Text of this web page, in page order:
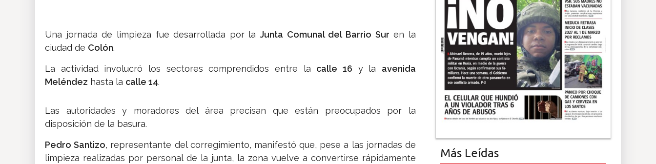
Una jornada de limpieza fue desarrollada por laJunta Comunal del Barrio Sur en la
ciudad de Colón.
La actividad involucró los sectores comprendidos entre la calle 16 y la avenida
Meléndez hasta la calle 14.
Las autoridades y moradores del área precisan que están preocupados por la
disposición de la basura.
Pedro Santizo, representante del corregimiento, manifestó que, pese a las jornadas de
limpieza realizadas por personal de la junta, la zona vuelve a convertirse rápidamente
Más Leídas